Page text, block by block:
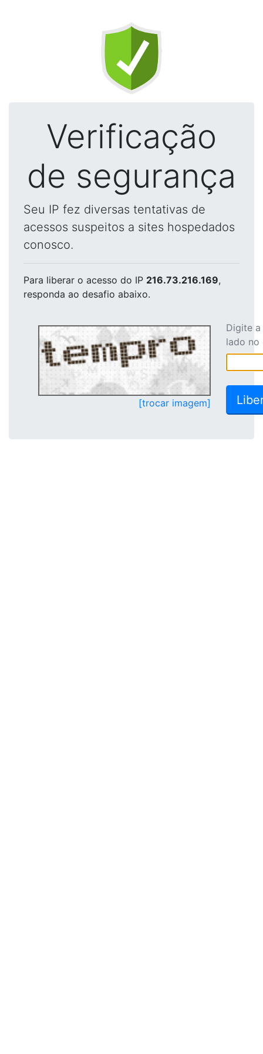
Verificação
de segurança
Seu IP fez diversas tentativas de
acessos suspeitos a sites hospedados
conosco.
Para liberar o acesso do IP 216.73.216.169,
responda ao desafio abaixo.
[trocar imagem]
Digite
lado no